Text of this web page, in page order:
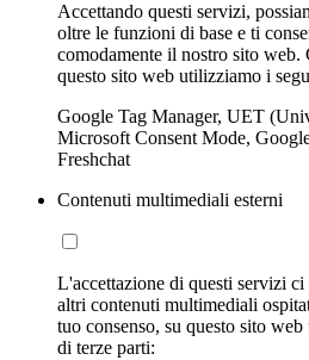
Accettando questi servizi,
oltre le funzioni di base e ti
comodamente il nostro sito web.
questo sito web utilizziamo i
Google Tag Manager, UET
Microsoft Consent Mode,
Freshchat
Contenuti multimediali esterni
L'accettazione di questi servizi
altri contenuti multimediali
tuo consenso, su questo sito
di terze parti: